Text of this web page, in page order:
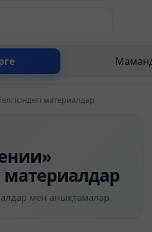
материалдар
материалдар
мен анықтамалар.